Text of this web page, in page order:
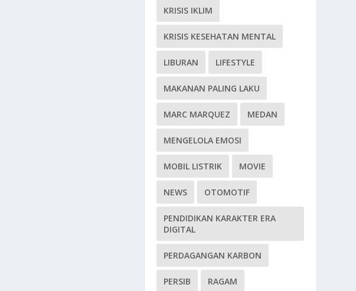
KRISIS IKLIM
KRISIS KESEHATAN MENTAL
LIBURAN LIFESTYLE
MAKANAN PALING LAKU
MARC MARQUEZ MEDAN
MENGELOLA EMOSI
MOBIL LISTRIK MOVIE
NEWS OTOMOTIF
PENDIDIKAN KARAKTER ERA
DIGITAL
PERDAGANGAN KARBON
PERSIB RAGAM